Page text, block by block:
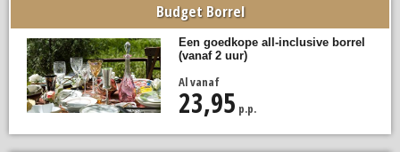
Budget Borrel
Een goedkope all-inclusive borrel
(vanaf 2 uur)
Al vanaf
23,95 p.p.